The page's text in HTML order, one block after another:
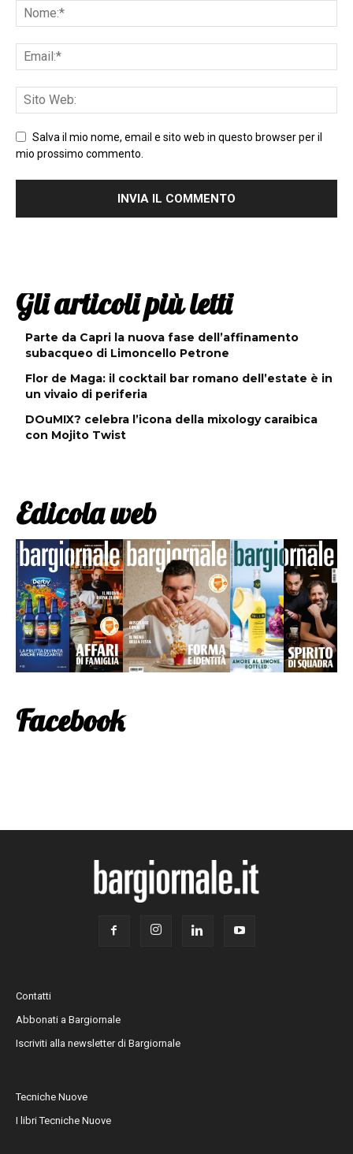
Salva il mio nome, email e sito web in questo browser per il
mio prossimo commento.
Gli articoli più letti
Parte da Capri la nuova fase dell’affinamento
subacqueo di Limoncello Petrone
Flor de Maga: il cocktail bar romano dell’estate è in
un vivaio di periferia
DOuMIX? celebra l’icona della mixology caraibica
con Mojito Twist
Edicola web
Facebook
Contatti
Abbonati a Bargiornale
Iscriviti alla newsletter di Bargiornale
Tecniche Nuove
I libri Tecniche Nuove